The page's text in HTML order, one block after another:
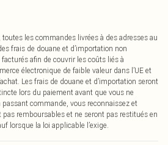
les commandes livrées à des adresses au
frais de douane et d’importation non
afin de couvrir les coûts liés à
électronique de faible valeur dans l’UE et
Les frais de douane et d’importation seront
lors du paiement avant que vous ne
commande, vous reconnaissez et
remboursables et ne seront pas restitués en
lorsque la loi applicable l’exige.